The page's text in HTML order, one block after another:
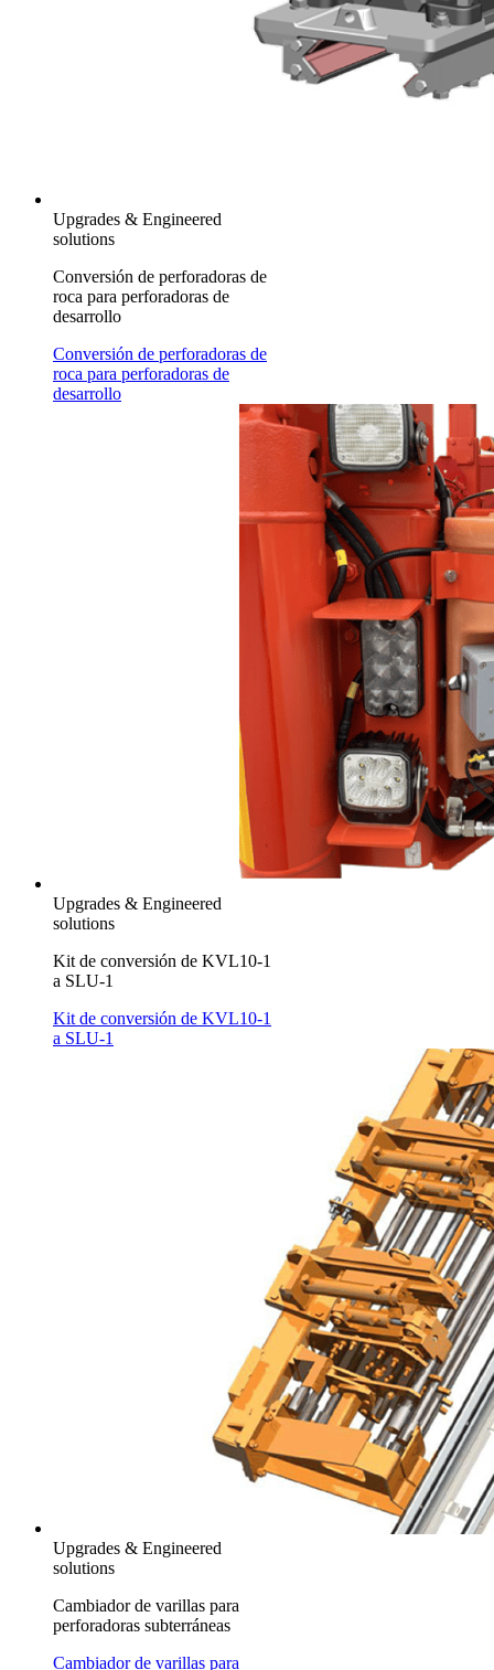
Upgrades & Engineered
solutions
Conversión de perforadoras de
roca para perforadoras de
desarrollo
Conversión de perforadoras de
roca para perforadoras de
desarrollo
Upgrades & Engineered
solutions
Kit de conversión de KVL10-1
a SLU-1
Kit de conversión de KVL10-1
a SLU-1
Upgrades & Engineered
solutions
Cambiador de varillas para
perforadoras subterráneas
Cambiador de varillas para